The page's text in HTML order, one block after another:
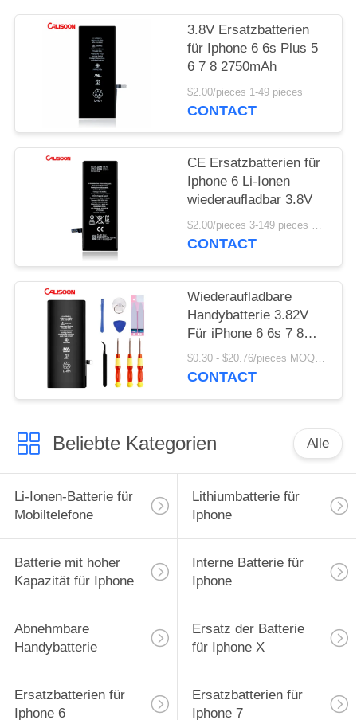
3.8V Ersatzbatterien
für Iphone 6 6s Plus 5
6 7 8 2750mAh
$2.00/pieces 1-49 pieces
CONTACT
CE Ersatzbatterien für
Iphone 6 Li-Ionen
wiederaufladbar 3.8V
$2.00/pieces 3-149 pieces MOQ:3 Stücke
CONTACT
Wiederaufladbare
Handybatterie 3.82V
Für iPhone 6 6s 7 8
Plus X Xr Xs 11 12 Pro$0.30 - $20.76/pieces MOQ:2 Stück
CONTACT
Beliebte Kategorien Alle
Li-Ionen-Batterie für
Mobiltelefone
Lithiumbatterie für
Iphone
Batterie mit hoher
Kapazität für Iphone
Interne Batterie für
Iphone
Abnehmbare
Handybatterie
Ersatz der Batterie
für Iphone X
Ersatzbatterien für
Iphone 6
Ersatzbatterien für
Iphone 7